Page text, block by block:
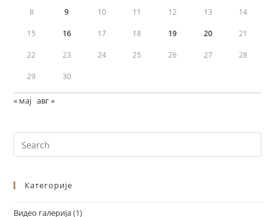
8 9 10 11 12 13 14
15 16 17 18 19 20 21
22 23 24 25 26 27 28
29 30
« мај авг »
Категорије
Видео галерија(1)